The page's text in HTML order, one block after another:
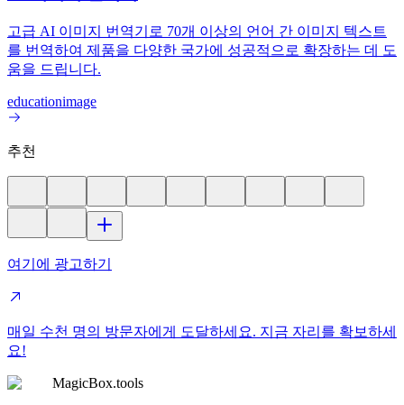
고급 AI 이미지 번역기로 70개 이상의 언어 간 이미지 텍스트
를 번역하여 제품을 다양한 국가에 성공적으로 확장하는 데 도
움을 드립니다.
educationimage
추천
여기에 광고하기
매일 수천 명의 방문자에게 도달하세요. 지금 자리를 확보하세
요!
MagicBox.tools